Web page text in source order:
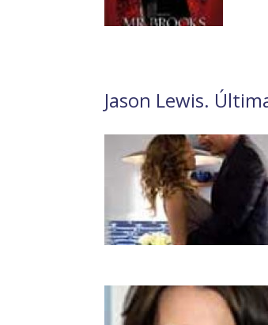
Jason Lewis.